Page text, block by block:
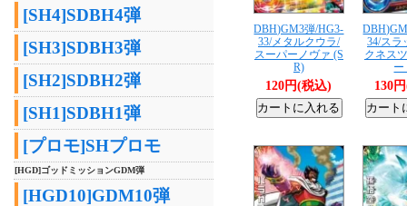
[SH4]SDBH4弾
[SH3]SDBH3弾
[SH2]SDBH2弾
[SH1]SDBH1弾
[プロモ]SHプロモ
[HGD]ゴッドミッションGDM弾
[HGD10]GDM10弾
DBH)GM3弾/HG3-
33/メタルクウラ/
スーパーノヴァ (S
R)
120円(税込)
34/スラ
クネス
ー
130